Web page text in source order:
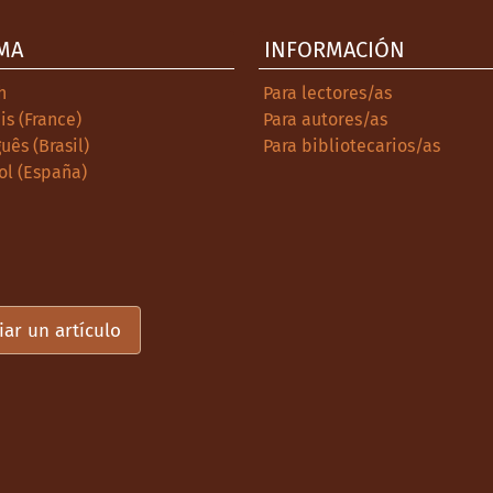
(France)
(Brasil)
(España)
INFORMACIÓN
Para lectores/as
Para autores/as
Para bibliotecarios/as
un artículo